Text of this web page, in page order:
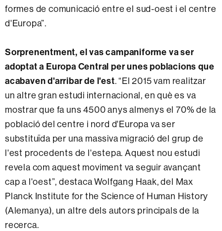
formes de comunicació entre el sud-oest i el centre
d'Europa”.
Sorprenentment, el vas campaniforme va ser
adoptat a Europa Central per unes poblacions que
acabaven d'arribar de l'est. “El 2015 vam realitzar
un altre gran estudi internacional, en què es va
mostrar que fa uns 4500 anys almenys el 70% de la
població del centre i nord d'Europa va ser
substituïda per una massiva migració del grup de
l'est procedents de l'estepa. Aquest nou estudi
revela com aquest moviment va seguir avançant
cap a l'oest”, destaca Wolfgang Haak, del Max
Planck Institute for the Science of Human History
(Alemanya), un altre dels autors principals de la
recerca.